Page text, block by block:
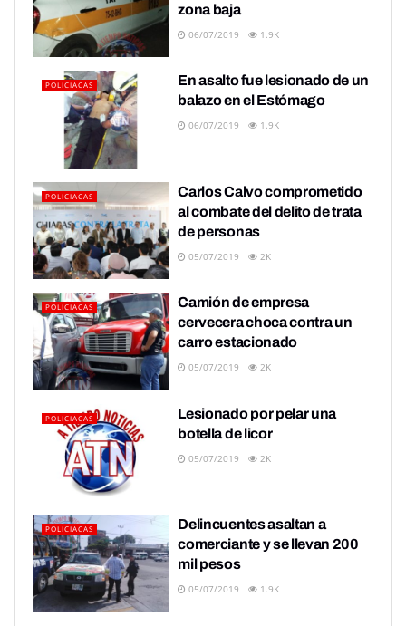
zona baja
06/07/2019 1.9K
POLICIACAS
En asalto fue lesionado de un
balazo en el Estómago
06/07/2019 1.9K
POLICIACAS
Carlos Calvo comprometido
al combate del delito de trata
de personas
05/07/2019 2K
POLICIACAS
Camión de empresa
cervecera choca contra un
carro estacionado
05/07/2019 2K
POLICIACAS
Lesionado por pelar una
botella de licor
05/07/2019 2K
POLICIACAS
Delincuentes asaltan a
comerciante y se llevan 200
mil pesos
05/07/2019 1.9K